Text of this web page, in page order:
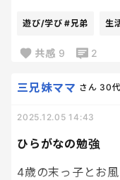
あるから、ぜひや
遊び/学び #兄弟 生
共感 9 2
ひらがなの勉強
三兄妹ママ さん 30代
2025.12.05 14:43
4歳の末っ子とお